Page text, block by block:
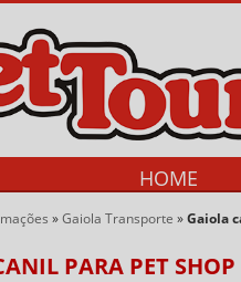
HOME
»Gaiola Transporte »Gaiola
PARA PET SHOP